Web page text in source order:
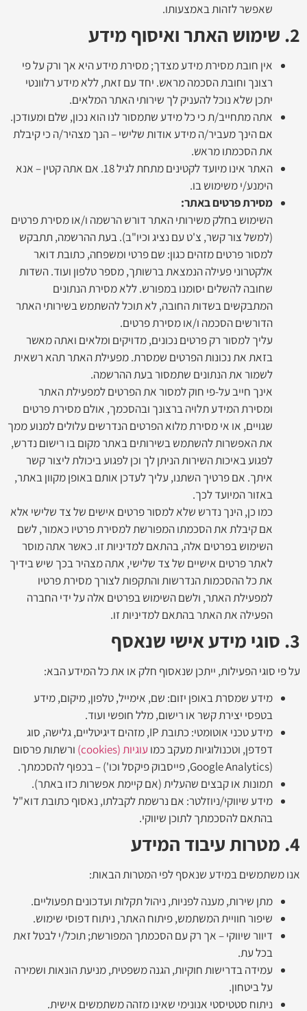
שאפשר לזהות באמצעותו.
2. שימוש האתר ואיסוף מידע
אין חובת מסירת מידע מצדך; מסירת מידע היא אך ורק על פי
רצונך וחובת הסכמה מראש. יחד עם זאת, ללא מידע רלוונטי
יתכן שלא נוכל להעניק לך שירותי האתר המלאים.
אתה מתחייב/ת כי כל מידע שתמסור לנו הוא נכון, שלם ומעודכן.
אם הינך מעביר/ה מידע אודות שלישי – הנך מצהיר/ה כי קיבלת
את הסכמתו מראש.
האתר אינו מיועד לקטינים מתחת לגיל 18. אם אתה קטין – אנא
הימנע/י משימוש בו.
מסירת פרטים באתר:
השימוש בחלק משירותי האתר דורש הרשמה ו/או מסירת פרטים
(למשל צור קשר, צ'ט עם נציג וכיו"ב). בעת ההרשמה, תתבקש
למסור פרטים מזהים כגון: שם פרטי ומשפחה, כתובת דואר
אלקטרוני פעילה הנמצאת ברשותך, מספר טלפון ועוד. השדות
שחובה להשלים יסומנו במפורש. ללא מסירת הנתונים
המתבקשים בשדות החובה, לא תוכל להשתמש בשירותי האתר
הדורשים הסכמה ו/או מסירת פרטים.
עליך למסור רק פרטים נכונים, מדויקים ומלאים ואתה מאשר
בזאת את נכונות הפרטים שמסרת. מפעילת האתר תהא רשאית
לשמור את הנתונים שתמסור בעת ההרשמה.
אינך חייב על-פי חוק למסור את הפרטים למפעילת האתר
ומסירת המידע תלויה ברצונך ובהסכמך, אולם מסירת פרטים
שגויים, או אי מסירת מלוא הפרטים הנדרשים עלולים למנוע ממך
את האפשרות להשתמש בשירותים באתר מקום בו רישום נדרש,
לפגוע באיכות השירות הניתן לך וכן לפגוע ביכולת ליצור קשר
איתך. אם פרטיך השתנו, עליך לעדכן אותם באופן מקוון באתר,
באזור המיועד לכך.
כמו כן, הינך נדרש שלא למסור פרטים אישים של צד שלישי אלא
אם קיבלת את הסכמתו המפורשת למסירת פרטיו כאמור, לשם
השימוש בפרטים אלה, בהתאם למדיניות זו. כאשר אתה מוסר
לאתר פרטים אישיים של צד שלישי, אתה מצהיר בכך שיש בידיך
את כל ההסכמות הנדרשות והתקפות לצורך מסירת פרטיו
למפעילת האתר, ולשם השימוש בפרטים אלה על ידי החברה
הפעילה את האתר בהתאם למדיניות זו.
3. סוגי מידע אישי שנאסף
על פי סוגי הפעילות, ייתכן שנאסוף חלק או את כל המידע הבא:
מידע שמסרת באופן יזום: שם, אימייל, טלפון, מיקום, מידע
בטפסי יצירת קשר או רישום, מלל חופשי ועוד.
מידע טכני אוטומטי: כתובת IP, מזהים דיגיטליים, גלישה, סוג
דפדפן, וטכנולוגיות מעקב כמו עוגיות (cookies)
ורשתות פרסום
(Google Analytics, פייסבוק פיקסל וכו') – בכפוף להסכמתך.
תמונות או קבצים שהעלית (אם קיימת אפשרות כזו באתר).
מידע שיווקי/ניוזלטר: אם נרשמת לקבלתו, נאסוף כתובת דוא"ל
בהתאם להסכמתך לתוכן שיווקי.
4. מטרות עיבוד המידע
אנו משתמשים במידע שנאסף לפי המטרות הבאות:
מתן שירות, מענה לפניות, ניהול תקלות ועדכונים תפעוליים.
שיפור חוויית המשתמש, פיתוח האתר, ניתוח דפוסי שימוש.
דיוור שיווקי – אך רק עם הסכמתך המפורשת; תוכל/י לבטל זאת
בכל עת.
עמידה בדרישות חוקיות, הגנה משפטית, מניעת הונאות ושמירה
על ביטחון.
ניתוח סטטיסטי אנונימי שאינו מזהה משתמשים אישית.